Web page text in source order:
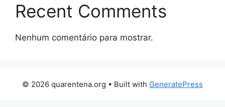
Recent Comments
Nenhum comentário para mostrar.
© 2026 quarentena.org • Built with GeneratePress